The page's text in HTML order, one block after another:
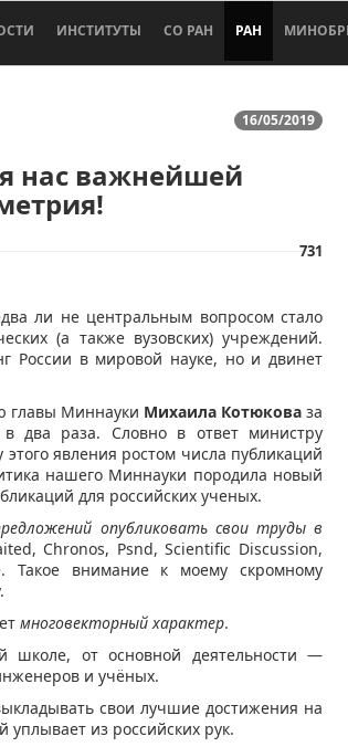
ИНСТИТУТЫ СО РАН РАН
16/05/2019
нас важнейшей
731
ли не центральным вопросом стало
(а также вузовских) учреждений.
России в мировой науке, но и двинет
главы Миннауки Михаила Котюковаза
два раза. Словно в ответ министру
явления ростом числа публикаций
нашего Миннауки породила новый
для российских ученых.
опубликовать свои труды в
Сhronos, Рsnd, Scientific Discussion,
Такое внимание к моему скромному
многовекторный характер.
школе, от основной деятельности —
и учёных.
свои лучшие достижения на
уплывает из российских рук.